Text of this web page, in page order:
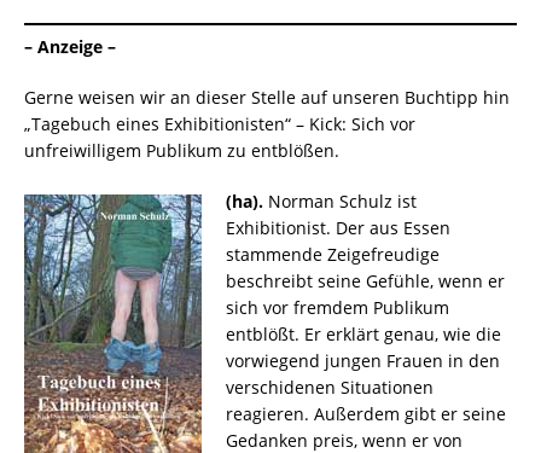
– Anzeige –
Gerne weisen wir an dieser Stelle auf unseren Buchtipp hin
„Tagebuch eines Exhibitionisten“ – Kick: Sich vor
unfreiwilligem Publikum zu entblößen.
(ha). Norman Schulz ist
Exhibitionist. Der aus Essen
stammende Zeigefreudige
beschreibt seine Gefühle, wenn er
sich vor fremdem Publikum
entblößt. Er erklärt genau, wie die
vorwiegend jungen Frauen in den
verschidenen Situationen
reagieren. Außerdem gibt er seine
Gedanken preis, wenn er von